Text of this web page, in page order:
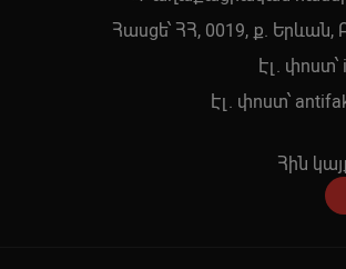
Հասցե՝ ՀՀ, 0019, ք.
Էլ. փոստ՝
Էլ. փոստ՝
Հին